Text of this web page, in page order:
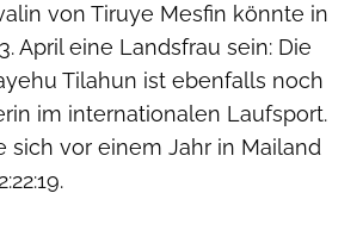
von Tiruye Mesfin könnte in
April eine Landsfrau sein: Die
Tilahun ist ebenfalls noch
im internationalen Laufsport.
sich vor einem Jahr in Mailand